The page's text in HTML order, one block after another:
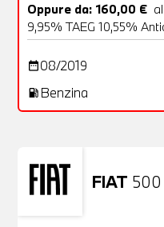
Oppure da: 160,00 €
9,95% TAEG 10,55%
date_range08/2019
local_gas_station Benzina
FIAT 500
Usato